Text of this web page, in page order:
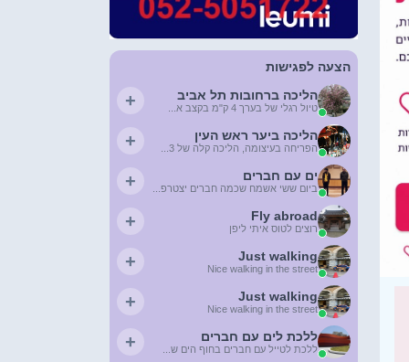
הצעה לפגישות
הליכה ברחובות תל אביב
טיול רגלי של בערך 4 ק"מ בקצב א... +
הליכה ביער ראש העין
הפריחה בעיצומה, הליכה קלה של 3... +
ים עם חברים
ביום ששי אשמח שכמה חברים יצטרפ... +
Fly abroad
רוצים לטוס איתי ליפן +
Just walking
Nice walking in the street
+
Just walking
Nice walking in the street
+
ללכת לים עם חברים
ללכת לטייל עם חברים בחוף הים ש... +